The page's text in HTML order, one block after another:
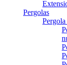
Pergolas